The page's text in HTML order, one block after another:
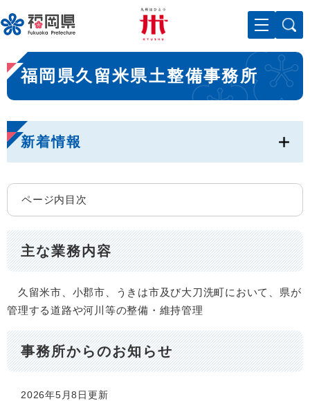
ー
ジ
先
頭
で
。
メニューを飛ばして本文へ
本
文
福岡県久留米県土整備事務所
新着情報
ページ内目次
主な業務内容
久留米市、小郡市、うきは市及び大刀洗町において、県が
管理する道路や河川等の整備・維持管理
事務所からのお知らせ
2026年5月8日更新